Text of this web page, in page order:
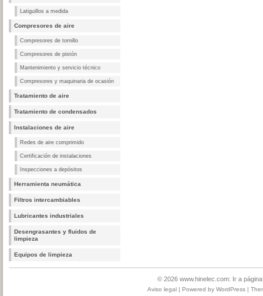
Latiguillos a medida
Compresores de aire
Compresores de tornillo
Compresores de pistón
Mantenimiento y servicio técnico
Compresores y maquinaria de ocasión
Tratamiento de aire
Tratamiento de condensados
Instalaciones de aire
Redes de aire comprimido
Certificación de instalaciones
Inspecciones a depósitos
Herramienta neumática
Filtros intercambiables
Lubricantes industriales
Desengrasantes y fluidos de
limpieza
Equipos de limpieza
© 2026 www.hinelec.com: Ir a
Aviso legal | Powered by WordPress |